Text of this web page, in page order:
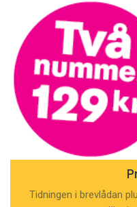
Tidningen i brevlådan